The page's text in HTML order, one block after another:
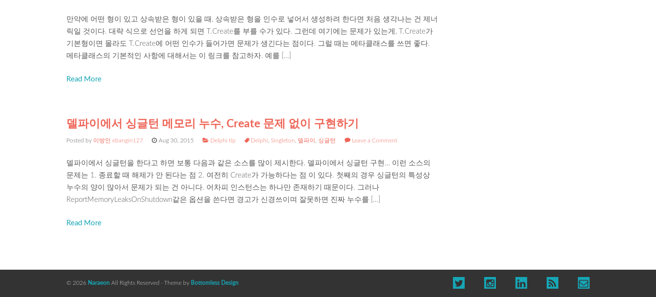
만약에 어떤 형이 있고 상속받은 형이 있을 때, 상속받은 형을 인수로 넣어서 생성하려 한다면 처음 생각나는 건 제너
릭일 것이다. 대략 식으로 선언을 하게 되면 T.Create를 부를 수가 있다. 그런데 여기에는 문제가 있는게, T.Create가
기본형이면 몰라도 T.Create에 어떤 인수가 들어가면 문제가 생긴다는 점이다. 그럴 때는 메타클래스를 쓰면 좋다.
메타클래스의 기본적인 사항에 대해서는 이 링크를 참고하자. 예를 […]
Read More
델파이에서 싱글턴 메모리 누수, Create 문제 없이 구현하기
Posted by 이방인 ebangin127 Aug 30, 2015 Delphi tip Delphi Singleton 델파이 싱글턴 Leave a Comment
델파이에서 싱글턴을 한다고 하면 보통 다음과 같은 소스를 많이 제시한다. 델파이에서 싱글턴 구현… 이런 소스의
문제는 1. 종료할 때 해제가 안 된다는 점 2. 여전히 Create가 가능하다는 점 이 있다. 첫째의 경우 싱글턴의 특성상
누수의 양이 많아서 문제가 되는 건 아니다. 어차피 인스턴스는 하나만 존재하기 때문이다. 그러나
ReportMemoryLeaksOnShutdown같은 옵션을 쓴다면 경고가 신경쓰이며 잘못하면 진짜 누수를 […]
Read More
© 2026 Naraeon All Rights Reserved · Theme by Bottomless Design